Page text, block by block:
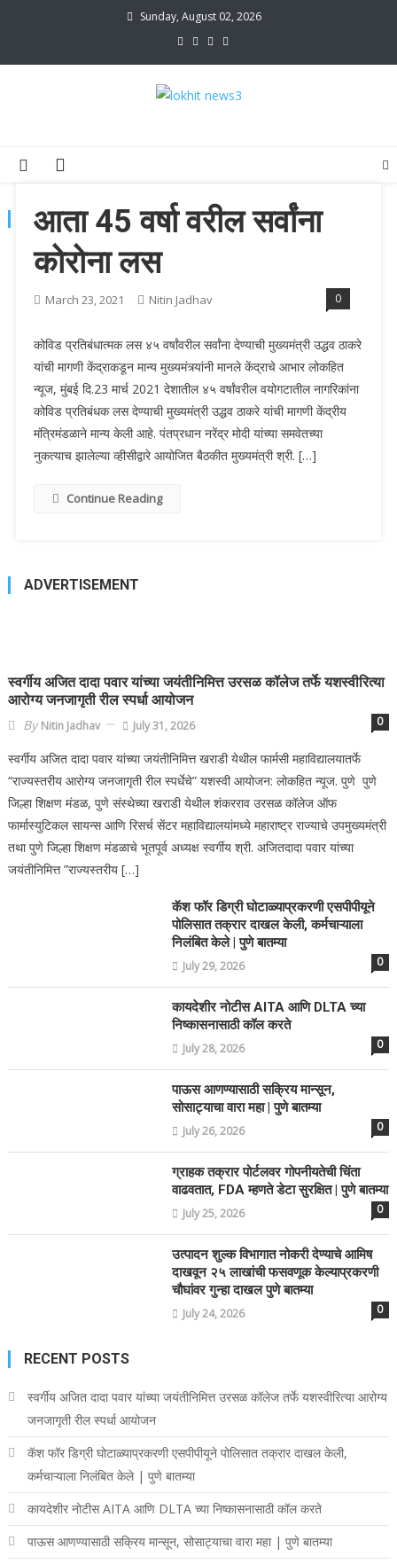
Sunday, August 02, 2026
TAG:कोवीड लस
आता 45 वर्षा वरील सर्वांना
कोरोना लस
March 23, 2021 Nitin Jadhav 0
कोविड प्रतिबंधात्मक लस ४५ वर्षांवरील सर्वांना देण्याची मुख्यमंत्री उद्धव ठाकरे
यांची मागणी केंद्राकडून मान्य मुख्यमंत्र्यांनी मानले केंद्राचे आभार लोकहित
न्यूज, मुंबई दि.23 मार्च 2021 देशातील ४५ वर्षांवरील वयोगटातील नागरिकांना
कोविड प्रतिबंधक लस देण्याची मुख्यमंत्री उद्धव ठाकरे यांची मागणी केंद्रीय
मंत्रिमंडळाने मान्य केली आहे. पंतप्रधान नरेंद्र मोदी यांच्या समवेतच्या
नुकत्याच झालेल्या व्हीसीद्वारे आयोजित बैठकीत मुख्यमंत्री श्री. […]
Continue Reading
ADVERTISEMENT
स्वर्गीय अजित दादा पवार यांच्या जयंतीनिमित्त उरसळ कॉलेज तर्फे यशस्वीरित्या
आरोग्य जनजागृती रील स्पर्धा आयोजन
ByNitin Jadhav July 31, 2026 0
स्वर्गीय अजित दादा पवार यांच्या जयंतीनिमित्त खराडी येथील फार्मसी महाविद्यालयातर्फे
“राज्यस्तरीय आरोग्य जनजागृती रील स्पर्धेचे” यशस्वी आयोजन: लोकहित न्यूज. पुणे पुणे
जिल्हा शिक्षण मंडळ, पुणे संस्थेच्या खराडी येथील शंकरराव उरसळ कॉलेज ऑफ
फार्मास्युटिकल सायन्स आणि रिसर्च सेंटर महाविद्यालयांमध्ये महाराष्ट्र राज्याचे उपमुख्यमंत्री
तथा पुणे जिल्हा शिक्षण मंडळाचे भूतपूर्व अध्यक्ष स्वर्गीय श्री. अजितदादा पवार यांच्या
जयंतीनिमित्त ”राज्यस्तरीय […]
कॅश फॉर डिग्री घोटाळ्याप्रकरणी एसपीपीयूने
पोलिसात तक्रार दाखल केली, कर्मचाऱ्याला
निलंबित केले | पुणे बातम्या
July 29, 2026 0
कायदेशीर नोटीस AITA आणि DLTA च्या
निष्कासनासाठी कॉल करते
July 28, 2026 0
पाऊस आणण्यासाठी सक्रिय मान्सून,
सोसाट्याचा वारा महा | पुणे बातम्या
July 26, 2026 0
ग्राहक तक्रार पोर्टलवर गोपनीयतेची चिंता
वाढवतात, FDA म्हणते डेटा सुरक्षित | पुणे बातम्या
July 25, 2026 0
उत्पादन शुल्क विभागात नोकरी देण्याचे आमिष
दाखवून २५ लाखांची फसवणूक केल्याप्रकरणी
चौघांवर गुन्हा दाखल पुणे बातम्या
July 24, 2026 0
RECENT POSTS
स्वर्गीय अजित दादा पवार यांच्या जयंतीनिमित्त उरसळ कॉलेज तर्फे यशस्वीरित्या आरोग्य
जनजागृती रील स्पर्धा आयोजन
कॅश फॉर डिग्री घोटाळ्याप्रकरणी एसपीपीयूने पोलिसात तक्रार दाखल केली,
कर्मचाऱ्याला निलंबित केले | पुणे बातम्या
कायदेशीर नोटीस AITA आणि DLTA च्या निष्कासनासाठी कॉल करते
पाऊस आणण्यासाठी सक्रिय मान्सून, सोसाट्याचा वारा महा | पुणे बातम्या